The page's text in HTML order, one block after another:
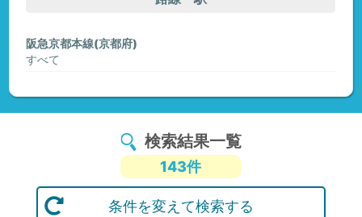
阪急京都本線(京都府)
すべて
検索結果一覧
143件
条件を変えて検索する